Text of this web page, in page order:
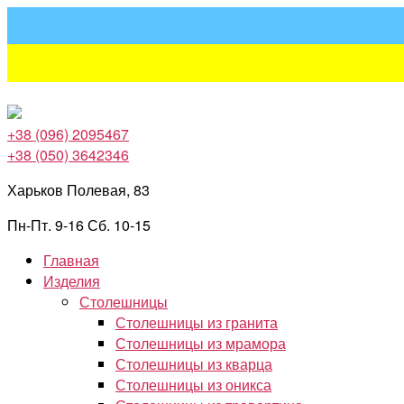
+38 (096) 2095467
+38 (050) 3642346
Харьков Полевая, 83
Пн-Пт. 9-16 Сб. 10-15
Главная
Изделия
Столешницы
Столешницы из гранита
Столешницы из мрамора
Столешницы из кварца
Столешницы из оникса